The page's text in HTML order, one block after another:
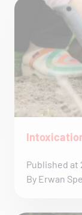
Published at
By Erwan